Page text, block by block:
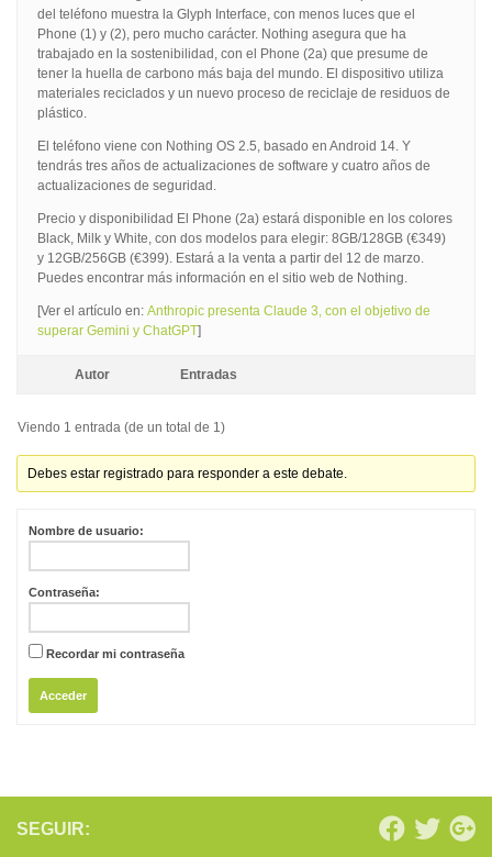
del teléfono muestra la Glyph Interface, con menos luces que el
Phone (1) y (2), pero mucho carácter. Nothing asegura que ha
trabajado en la sostenibilidad, con el Phone (2a) que presume de
tener la huella de carbono más baja del mundo. El dispositivo utiliza
materiales reciclados y un nuevo proceso de reciclaje de residuos de
plástico.
El teléfono viene con Nothing OS 2.5, basado en Android 14. Y
tendrás tres años de actualizaciones de software y cuatro años de
actualizaciones de seguridad.
Precio y disponibilidad El Phone (2a) estará disponible en los colores
Black, Milk y White, con dos modelos para elegir: 8GB/128GB (€349)
y 12GB/256GB (€399). Estará a la venta a partir del 12 de marzo.
Puedes encontrar más información en el sitio web de Nothing.
[Ver el artículo en: Anthropic presenta Claude 3, con el objetivo de
superar Gemini y ChatGPT]
Autor Entradas
Viendo 1 entrada (de un total de 1)
Debes estar registrado para responder a este debate.
Nombre de usuario:
Contraseña:
Recordar mi contraseña
Acceder
SEGUIR: